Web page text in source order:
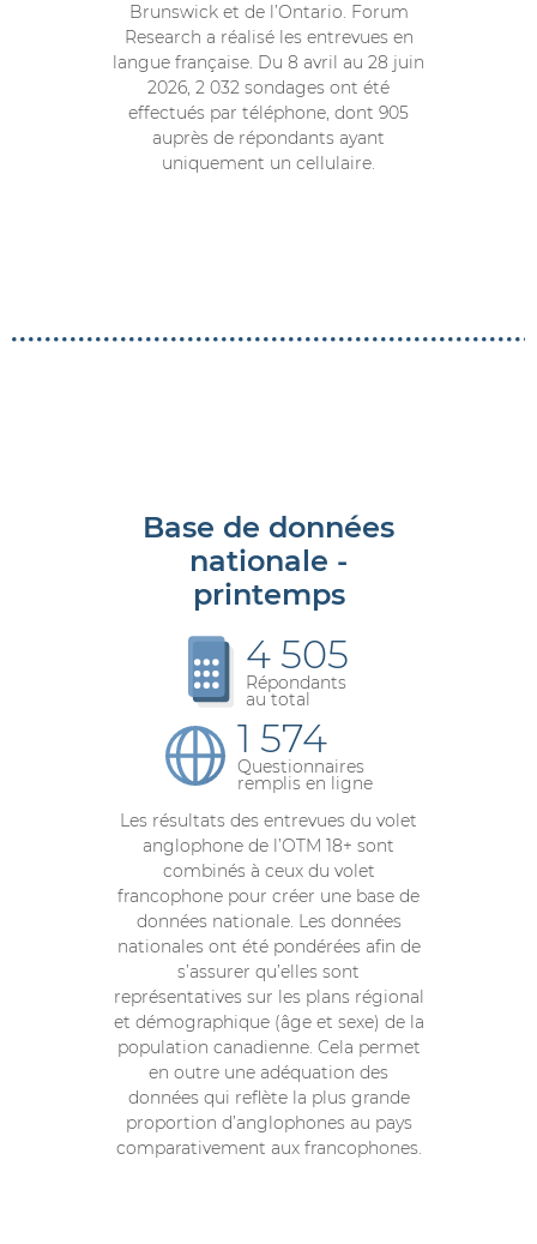
Brunswick et de l’Ontario. Forum
Research a réalisé les entrevues en
langue française. Du 8 avril au 28 juin
2026, 2 032 sondages ont été
effectués par téléphone, dont 905
auprès de répondants ayant
uniquement un cellulaire.
Base de données
nationale -
printemps
4 505
Répondants
au total
1 574
Questionnaires
remplis en ligne
Les résultats des entrevues du volet
anglophone de l’OTM 18+ sont
combinés à ceux du volet
francophone pour créer une base de
données nationale. Les données
nationales ont été pondérées afin de
s’assurer qu’elles sont
représentatives sur les plans régional
et démographique (âge et sexe) de la
population canadienne. Cela permet
en outre une adéquation des
données qui reflète la plus grande
proportion d’anglophones au pays
comparativement aux francophones.